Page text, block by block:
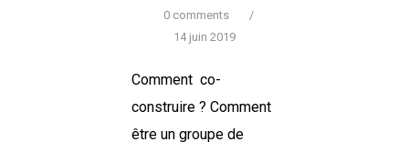
0 comments
/
14 juin 2019
Comment co-
construire ? Comment
être un groupe de